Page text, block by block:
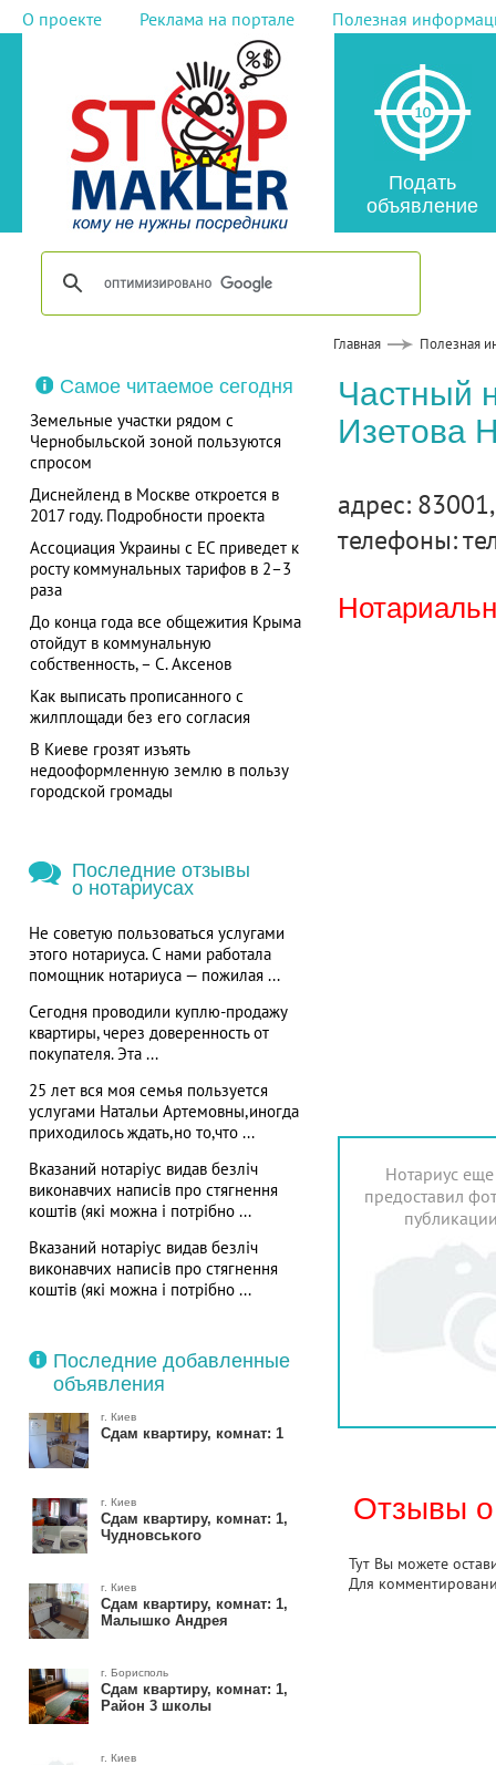
О проекте Реклама на портале Полезная
Подать
объявление
Главная Полезная
Самое читаемое сегодня
Земельные участки рядом с
Чернобыльской зоной пользуются
спросом
Диснейленд в Москве откроется в
2017 году. Подробности проекта
Ассоциация Украины с ЕС приведет к
росту коммунальных тарифов в 2–3
раза
До конца года все общежития Крыма
отойдут в коммунальную
собственность, – С. Аксенов
Как выписать прописанного с
жилплощади без его согласия
В Киеве грозят изъять
недооформленную землю в пользу
городской громады
Последние отзывы
о нотариусах
Не советую пользоваться услугами
этого нотариуса. С нами работала
помощник нотариуса — пожилая ...
Сегодня проводили куплю-продажу
квартиры, через доверенность от
покупателя. Эта ...
25 лет вся моя семья пользуется
услугами Натальи Артемовны,иногда
приходилось ждать,но то,что ...
Вказаний нотаріус видав безліч
виконавчих написів про стягнення
коштів (які можна і потрібно ...
Вказаний нотаріус видав безліч
виконавчих написів про стягнення
коштів (які можна і потрібно ...
Последние добавленные
объявления
г. Киев
Сдам квартиру, комнат: 1
г. Киев
Сдам квартиру, комнат: 1,
Чудновського
г. Киев
Сдам квартиру, комнат: 1,
Малышко Андрея
г. Борисполь
Сдам квартиру, комнат: 1,
Район 3 школы
г. Киев
Частный
Изетова
адрес:
телефоны:
Нотариус
предоставил
Отзывы о
Тут Вы можете
Для